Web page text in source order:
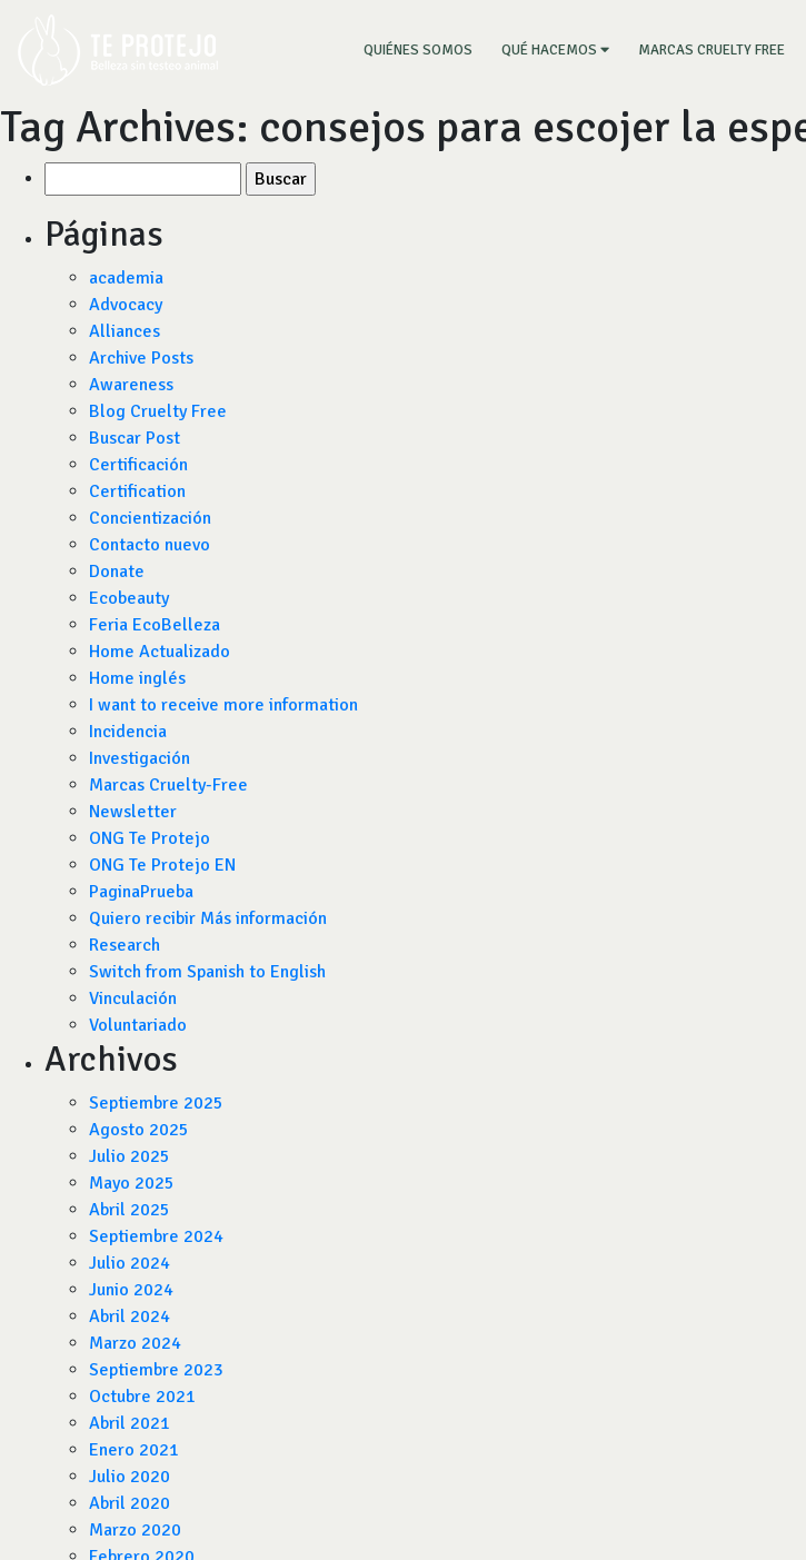
QUIÉNES SOMOS (CURRENT)
QUÉ HACEMOS MARCAS CRUELTY FREE
Tag Archives: consejos para escojer la
por:
Páginas
academia
Advocacy
Alliances
Archive Posts
Awareness
Blog Cruelty Free
Buscar Post
Certificación
Certification
Concientización
Contacto nuevo
Donate
Ecobeauty
Feria EcoBelleza
Home Actualizado
Home inglés
I want to receive more information
Incidencia
Investigación
Marcas Cruelty-Free
Newsletter
ONG Te Protejo
ONG Te Protejo EN
PaginaPrueba
Quiero recibir Más información
Research
Switch from Spanish to English
Vinculación
Voluntariado
Archivos
Septiembre 2025
Agosto 2025
Julio 2025
Mayo 2025
Abril 2025
Septiembre 2024
Julio 2024
Junio 2024
Abril 2024
Marzo 2024
Septiembre 2023
Octubre 2021
Abril 2021
Enero 2021
Julio 2020
Abril 2020
Marzo 2020